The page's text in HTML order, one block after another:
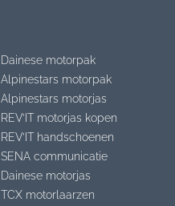
Dainese motorpak
Alpinestars motorpak
Alpinestars motorjas
REV’IT motorjas kopen
REV’IT handschoenen
SENA communicatie
Dainese motorjas
TCX motorlaarzen